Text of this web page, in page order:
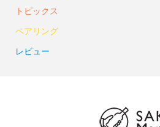
トピックス
ペアリング
レビュー